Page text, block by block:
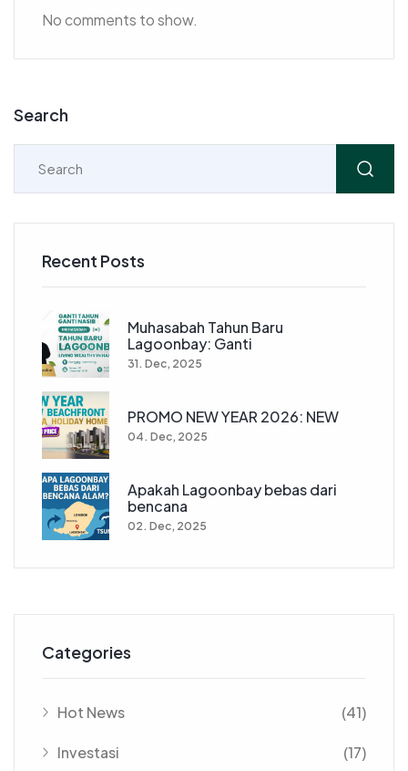
No comments to show.
Search
Recent Posts
Muhasabah Tahun Baru
Lagoonbay: Ganti
31. Dec, 2025
PROMO NEW YEAR 2026: NEW
04. Dec, 2025
Apakah Lagoonbay bebas dari
bencana
02. Dec, 2025
Categories
Hot News (41)
Investasi (17)